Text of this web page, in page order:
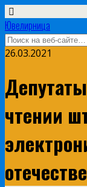
Ювелирница
26.03.2021
чтении